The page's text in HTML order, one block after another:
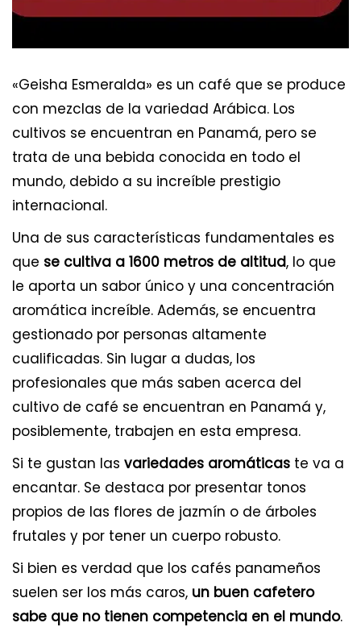
«Geisha Esmeralda» es un café que se produce
con mezclas de la variedad Arábica. Los
cultivos se encuentran en Panamá, pero se
trata de una bebida conocida en todo el
mundo, debido a su increíble prestigio
internacional.
Una de sus características fundamentales es
que se cultiva a 1600 metros de altitud, lo que
le aporta un sabor único y una concentración
aromática increíble. Además, se encuentra
gestionado por personas altamente
cualificadas. Sin lugar a dudas, los
profesionales que más saben acerca del
cultivo de café se encuentran en Panamá y,
posiblemente, trabajen en esta empresa.
Si te gustan las variedades aromáticas te va a
encantar. Se destaca por presentar tonos
propios de las flores de jazmín o de árboles
frutales y por tener un cuerpo robusto.
Si bien es verdad que los cafés panameños
suelen ser los más caros, un buen cafetero
sabe que no tienen competencia en el mundo.